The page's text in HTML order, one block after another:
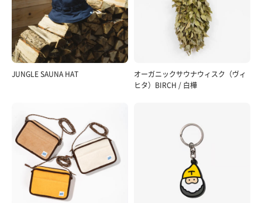
JUNGLE SAUNA HAT
オーガニックサウナウィスク（ヴィ
ヒタ）BIRCH / 白樺